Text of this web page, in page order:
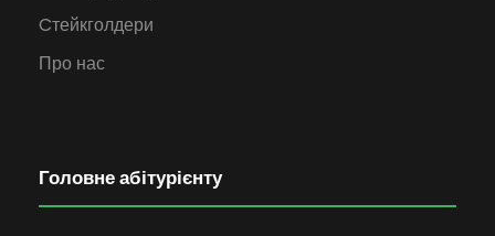
Cтейкголдери
Про нас
Головне абітурієнту